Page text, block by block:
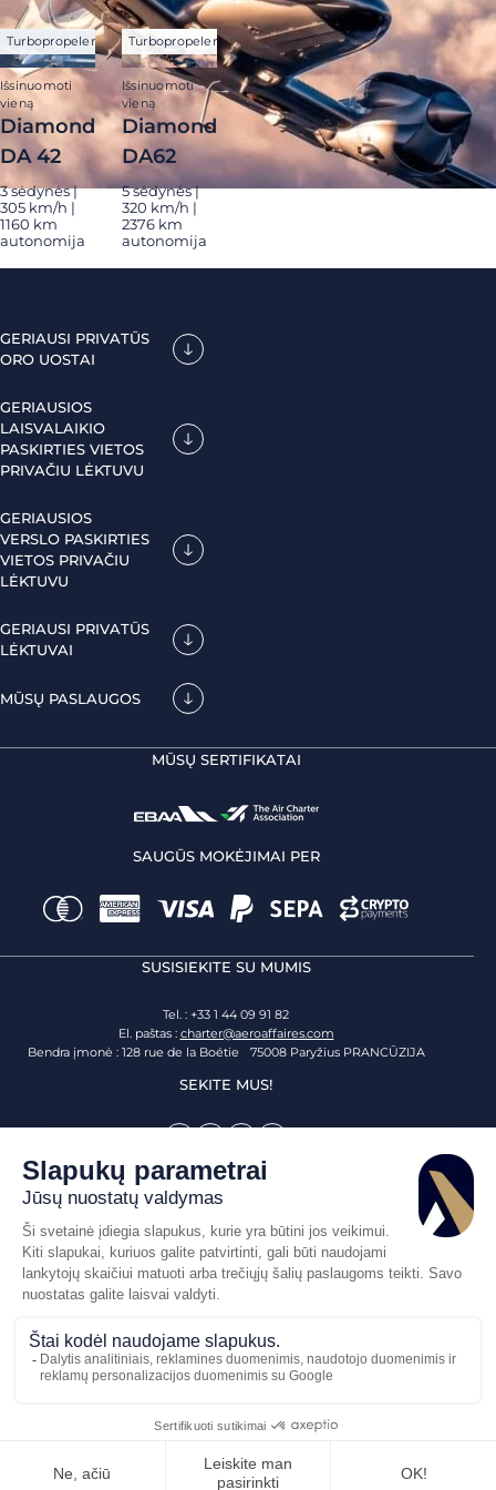
prašymas
Turbopropeleriai
Išsinuomoti
vieną
Diamond
DA 42
3 sėdynės |
305 km/h |
1160 km
autonomija
Turbopropeleriai
Išsinuomoti
vieną
Diamond
DA62
5 sėdynės |
320 km/h |
2376 km
autonomija
GERIAUSI PRIVATŪS
ORO UOSTAI
GERIAUSIOS
LAISVALAIKIO
PASKIRTIES VIETOS
PRIVAČIU LĖKTUVU
GERIAUSIOS
VERSLO PASKIRTIES
VIETOS PRIVAČIU
LĖKTUVU
GERIAUSI PRIVATŪS
LĖKTUVAI
MŪSŲ PASLAUGOS
MŪSŲ SERTIFIKATAI
SAUGŪS MOKĖJIMAI PER
SUSISIEKITE SU MUMIS
Tel. : +33 1 44 09 91 82
El. paštas : charter@aeroaffaires.com
Bendra įmonė : 128 rue de la Boétie 75008 Paryžius PRANCŪZIJA
SEKITE MUS!
Svetainės žemėlapis
Teisinė informacija
Sankcijų laikymosi politika
© 2026 AEROAFFAIRES. Visos teisės saugomos.
Eik aukščiau